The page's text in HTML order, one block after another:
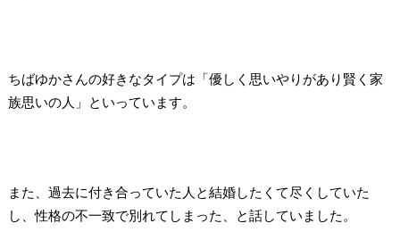
ちばゆかさんの好きなタイプは「優しく思いやりがあり賢く家
族思いの人」といっています。
また、過去に付き合っていた人と結婚したくて尽くしていた
し、性格の不一致で別れてしまった、と話していました。